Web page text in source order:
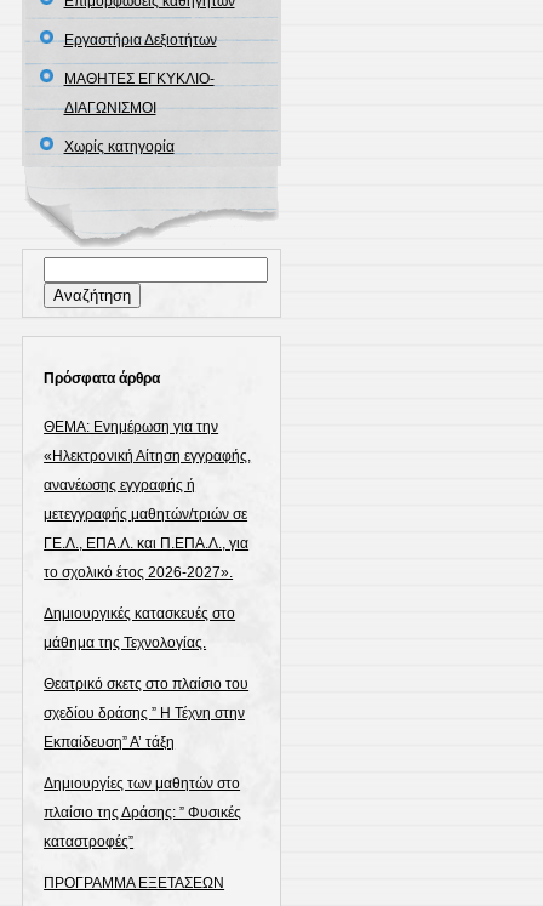
Εργαστήρια Δεξιοτήτων
ΜΑΘΗΤΕΣ ΕΓΚΥΚΛΙΟ-
ΔΙΑΓΩΝΙΣΜΟΙ
Χωρίς κατηγορία
για:
Πρόσφατα άρθρα
ΘΕΜΑ: Ενημέρωση για την
«Ηλεκτρονική Αίτηση εγγραφής,
ανανέωσης εγγραφής ή
μετεγγραφής μαθητών/τριών σε
ΓΕ.Λ., ΕΠΑ.Λ. και Π.ΕΠΑ.Λ., για
το σχολικό έτος 2026-2027».
Δημιουργικές κατασκευές στο
μάθημα της Τεχνολογίας.
Θεατρικό σκετς στο πλαίσιο του
σχεδίου δράσης ” Η Τέχνη στην
Εκπαίδευση” Α’ τάξη
Δημιουργίες των μαθητών στο
πλαίσιο της Δράσης: ” Φυσικές
καταστροφές”
ΠΡΟΓΡΑΜΜΑ ΕΞΕΤΑΣΕΩΝ